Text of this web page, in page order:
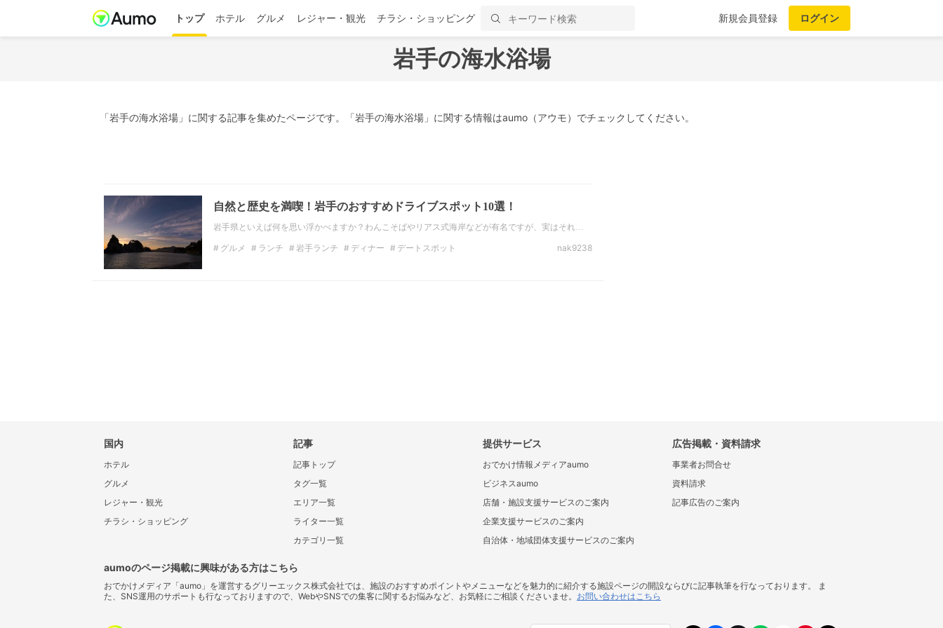
トップ ホテル グルメ レジャー・観光 チラシ・ショッピング 新規会員登録 ログイン
岩手の海水浴場
「岩手の海水浴場」に関する記事を集めたページです。「岩手の海水浴場」に関する情報はaumo（アウモ）でチェックしてください。
自然と歴史を満喫！岩手のおすすめドライブスポット10選！
岩手県といえば何を思い浮かべますか？わんこそばやリアス式海岸などが有名ですが、実はそれ…
グルメ ランチ 岩手ランチ ディナー
デートスポット
nak9238
国内
ホテル
グルメ
レジャー・観光
チラシ・ショッピング
記事
記事トップ
タグ一覧
エリア一覧
ライター一覧
カテゴリ一覧
提供サービス
おでかけ情報メディアaumo
ビジネスaumo
店舗・施設支援サービスのご案内
企業支援サービスのご案内
自治体・地域団体支援サービスのご案内
広告掲載・資料請求
事業者お問合せ
資料請求
記事広告のご案内
aumoのページ掲載に興味がある方はこちら
おでかけメディア「aumo」を運営するグリーエックス株式会社では、施設のおすすめポイントやメニューなどを魅力的に紹介する施設ページの開設ならびに記事執筆を行なっております。 ま
た、SNS運用のサポートも行なっておりますので、WebやSNSでの集客に関するお悩みなど、お気軽にご相談くださいませ。 お問い合わせはこちら